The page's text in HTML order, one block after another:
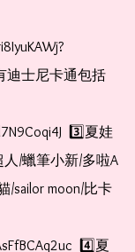
迪士尼卡通包括
3️⃣夏娃
/蠟筆小新/多啦A
/sailor moon/比卡
4️⃣夏